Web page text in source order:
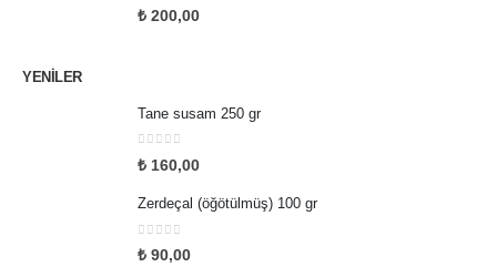
0 5 üzerinden
₺ 200,00
YENILER
Tane susam 250 gr
0 5 üzerinden
₺ 160,00
Zerdeçal (öğötülmüş) 100 gr
0 5 üzerinden
₺ 90,00